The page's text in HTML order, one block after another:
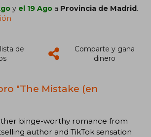
y el 19 Ago a Provincia de Madrid.
de
Comparte y gana
dinero
"The Mistake (en
binge-worthy romance from
author and TikTok sensation